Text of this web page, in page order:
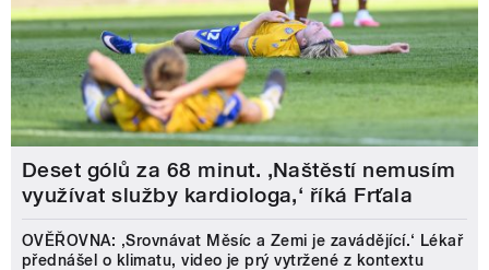
Deset gólů za 68 minut. ,Naštěstí nemusím
využívat služby kardiologa,‘ říká Frťala
OVĚŘOVNA: ‚Srovnávat Měsíc a Zemi je zavádějící.‘ Lékař
přednášel o klimatu, video je prý vytržené z kontextu